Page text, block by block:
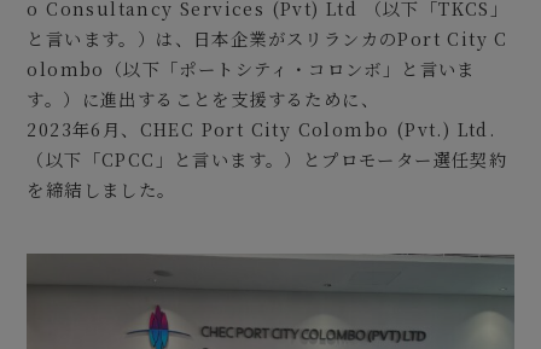
o Consultancy Services (Pvt) Ltd （以下「TKCS」
と言います。）は、日本企業がスリランカのPort City C
olombo（以下「ポートシティ・コロンボ」と言いま
す。）に進出することを支援するために、
2023年6月、CHEC Port City Colombo (Pvt.) Ltd.
（以下「CPCC」と言います。）とプロモーター選任契約
を締結しました。